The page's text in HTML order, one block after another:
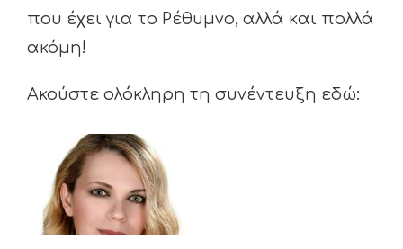
που έχει για το Ρέθυμνο, αλλά και πολλά
ακόμη!
Ακούστε ολόκληρη τη συνέντευξη εδώ: